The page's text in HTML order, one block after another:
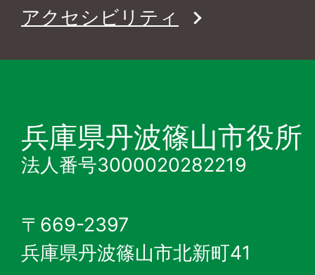
アクセシビリティ
兵庫県丹波篠山市役所
法人番号3000020282219
〒669-2397
兵庫県丹波篠山市北新町41